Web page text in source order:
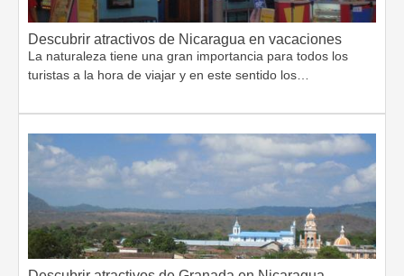
Descubrir atractivos de Nicaragua en vacaciones
La naturaleza tiene una gran importancia para todos los
turistas a la hora de viajar y en este sentido los…